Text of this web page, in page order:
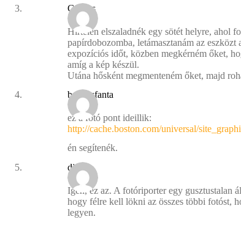
Gyulus
Hirtelen elszaladnék egy sötét helyre, ahol
papírdobozomba, letámasztanám az
expozíciós időt, közben megkérném őket,
amíg a kép készül.
Utána hősként megmenteném őket, majd
bodzasfanta
ez a fotó pont ideillik:
http://cache.boston.com/universal/
én segítenék.
dincsi
Igen, ez az. A fotóriporter egy gusztustalan
hogy félre kell lökni az összes többi fotóst,
legyen.